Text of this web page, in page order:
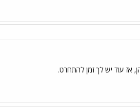
אז עוד יש לך זמן להתחרט.